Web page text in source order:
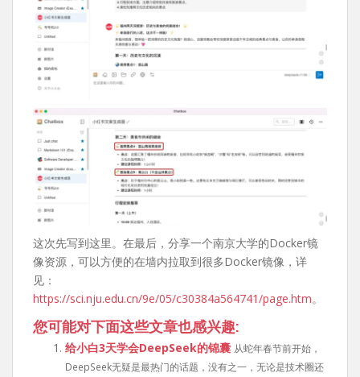
这次先写到这里。在最后，分享一个南京大学的Docker镜
像资源，可以方便的在墙内拉取到很多Docker镜像，详
见：
https://sci.nju.edu.cn/9e/05/c30384a564741/page.htm。
您可能对下面这些文章也感兴趣:
给小白3天学会DeepSeek的锦囊 从蛇年春节前开始，
DeepSeek无疑是最热门的话题，没有之一，无论是技术圈还